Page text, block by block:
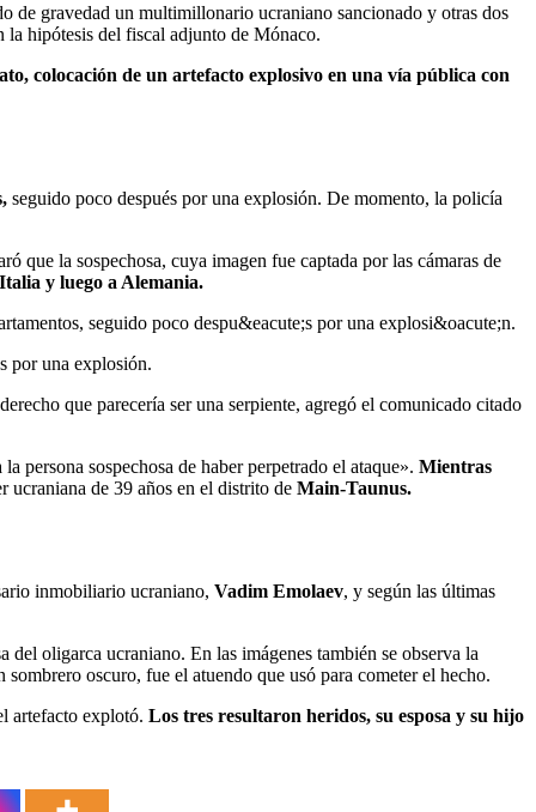
de gravedad un multimillonario ucraniano sancionado y otras dos
la hipótesis del fiscal adjunto de Mónaco.
colocación de un artefacto explosivo en una vía pública con
seguido poco después por una explosión. De momento, la policía
que la sospechosa, cuya imagen fue captada por las cámaras de
y luego a Alemania.
por una explosión.
que parecería ser una serpiente, agregó el comunicado citado
sospechosa de haber perpetrado el ataque». Mientras
ucraniana de 39 años en el distrito de Main-Taunus.
inmobiliario ucraniano, Vadim Emolaev, y según las últimas
oligarca ucraniano. En las imágenes también se observa la
oscuro, fue el atuendo que usó para cometer el hecho.
artefacto explotó. Los tres resultaron heridos, su esposa y su hijo